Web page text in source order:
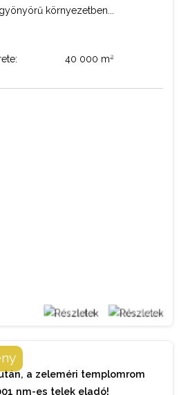
környezetben...
40 000 m2
Kapcsolattartó:
884 49 44
BŐVEBBEN
a zeleméri templomrom
nm-es telek eladó!
Tipus: